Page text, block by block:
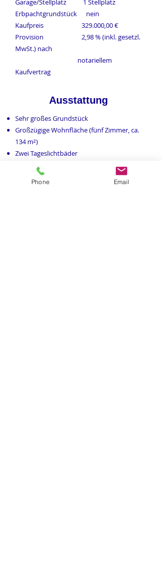
Garage/Stellplatz 1 Stellplatz
Erbpachtgrundstück nein
Kaufpreis 329.000,00 €
Provision 2,98 % (inkl. gesetzl.
MwSt.) nach
notariellem
Kaufvertrag
Ausstattung
Sehr großes Grundstück
Großzügige Wohnfläche (fünf Zimmer, ca.
134 m²)
Zwei Tageslichtbäder
Voll unterkellert
Terrasse
Phone Email